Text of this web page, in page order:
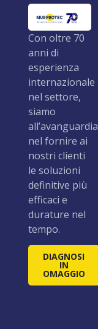
Con oltre 70
anni di
esperienza
internazionale
nel settore,
siamo
all’avanguardia
nel fornire ai
nostri clienti
le soluzioni
definitive più
efficaci e
durature nel
tempo.
DIAGNOSI
IN
OMAGGIO